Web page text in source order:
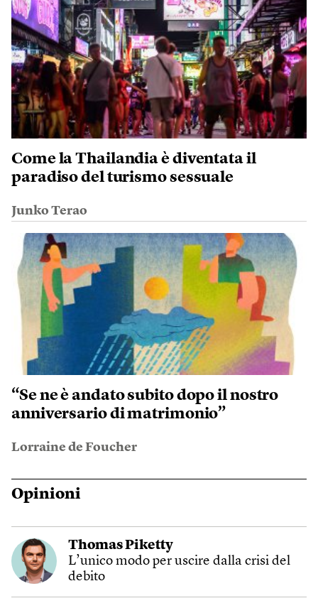
Come la Thailandia è diventata il
paradiso del turismo sessuale
Junko Terao
“Se ne è andato subito dopo il nostro
anniversario di matrimonio”
Lorraine de Foucher
Opinioni
Thomas Piketty
L’unico modo per uscire dalla crisi del
debito